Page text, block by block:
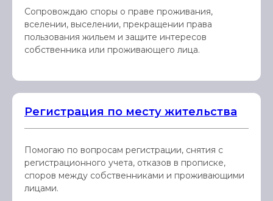
Сопровождаю споры о праве проживания,
вселении, выселении, прекращении права
пользования жильем и защите интересов
собственника или проживающего лица.
Регистрация по месту жительства
Помогаю по вопросам регистрации, снятия с
регистрационного учета, отказов в прописке,
споров между собственниками и проживающими
лицами.